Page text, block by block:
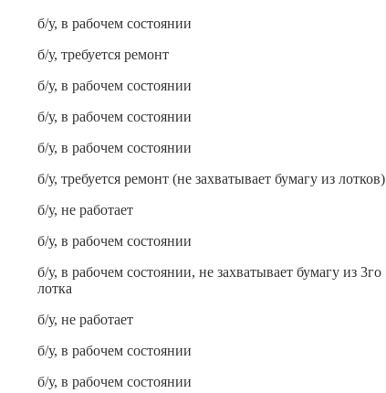
б/у, в рабочем состоянии
б/у, требуется ремонт
б/у, в рабочем состоянии
б/у, в рабочем состоянии
б/у, в рабочем состоянии
б/у, требуется ремонт (не захватывает бумагу из лотков)
б/у, не работает
б/у, в рабочем состоянии
б/у, в рабочем состоянии, не захватывает бумагу из 3го
лотка
б/у, не работает
б/у, в рабочем состоянии
б/у, в рабочем состоянии